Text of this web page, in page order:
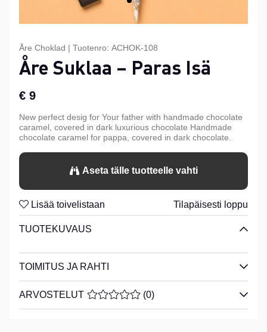
Åre Choklad | Tuotenro: ACHOK-108
Åre Suklaa – Paras Isä
€ 9
New perfect desig for Your father with handmade chocolate
caramel, covered in dark luxurious chocolate Handmade
chocolate caramel for pappa, covered in dark chocolate.
Aseta tälle tuotteelle vahti
Lisää toivelistaan Tilapäisesti loppu
TUOTEKUVAUS
TOIMITUS JA RAHTI
ARVOSTELUT KESKIARVOLUOKITUS 0 / 5
(0)